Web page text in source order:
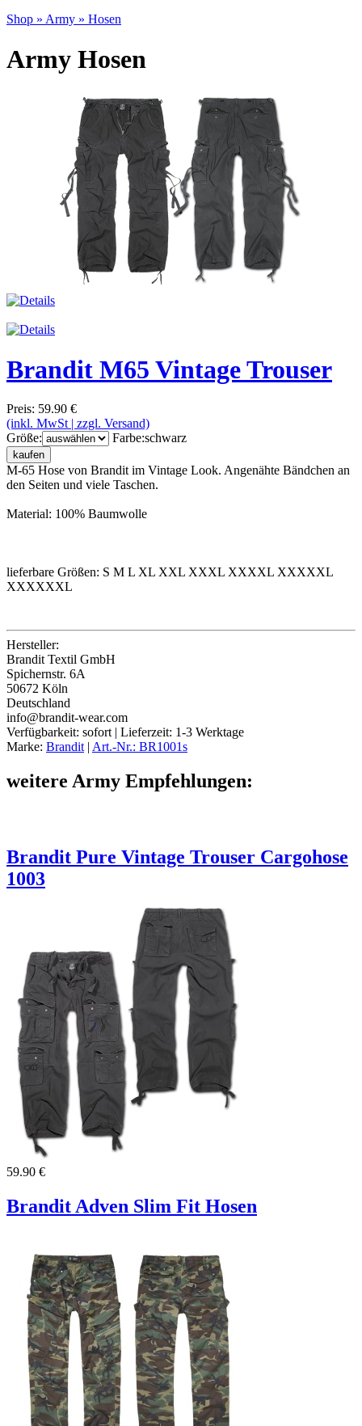
Shop » Army » Hosen
Army Hosen
Brandit M65 Vintage Trouser
Preis: 59.90 €
(inkl. MwSt | zzgl. Versand)
Größe:
Farbe:schwarz
kaufen
M-65 Hose von Brandit im Vintage Look. Angenähte Bändchen an
den Seiten und viele Taschen.
Material: 100% Baumwolle
lieferbare Größen: S M L XL XXL XXXL XXXXL XXXXXL
XXXXXXL
Hersteller:
Brandit Textil GmbH
Spichernstr. 6A
50672 Köln
Deutschland
info@brandit-wear.com
Verfügbarkeit: sofort | Lieferzeit: 1-3 Werktage
Marke: Brandit | Art.-Nr.: BR1001s
weitere Army Empfehlungen:
Brandit Pure Vintage Trouser Cargohose
1003
59.90 €
Brandit Adven Slim Fit Hosen